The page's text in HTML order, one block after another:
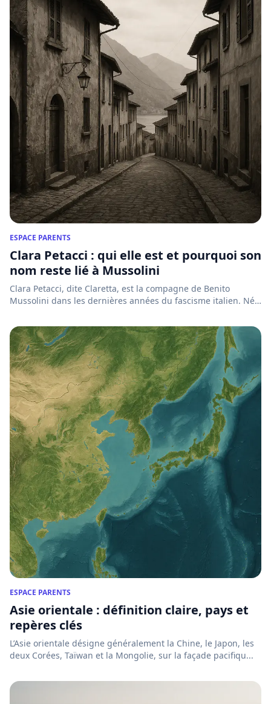
ESPACE PARENTS
Clara Petacci : qui elle est et pourquoi son
nom reste lié à Mussolini
Clara Petacci, dite Claretta, est la compagne de Benito
Mussolini dans les dernières années du fascisme italien. Née
ESPACE PARENTS
Asie orientale : définition claire, pays et
repères clés
L’Asie orientale désigne généralement la Chine, le Japon, les
deux Corées, Taïwan et la Mongolie, sur la façade pacifiqu...